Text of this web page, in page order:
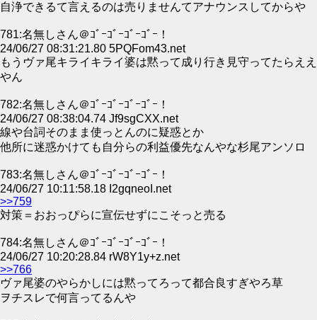
自浄できるて言えるのは売りませんてアナウンスしてからや
781:名無しさん＠ｺﾞｰｺﾞｰｺﾞｰｺﾞｰ！
24/06/27 08:31:21.80 5PQFom43.net
もうヴァ尾キライキライ婆は黙って成り行き見守ってたらええ
やん
782:名無しさん＠ｺﾞｰｺﾞｰｺﾞｰｺﾞｰ！
24/06/27 08:38:04.74 Jf9sgCXX.net
線や台詞そのまま使っとんのに疑惑とか
他所に迷惑かけても自分らの利益優先なんやな杉尾アンソロ
783:名無しさん＠ｺﾞｰｺﾞｰｺﾞｰｺﾞｰ！
24/06/27 10:11:58.18 I2gqneoI.net
>>759
対策＝おおっぴらに宣伝せずにこそっと売る
784:名無しさん＠ｺﾞｰｺﾞｰｺﾞｰｺﾞｰ！
24/06/27 10:20:28.84 rW8Y1y+z.net
>>766
ヴァ尾婆のやらかしには黙ってろって都合良すぎやろ草
ヲチスレで何言ってるんや